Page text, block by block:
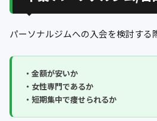
パーソナルジムへの入会を検討する
・金額が安いか
・女性専門であるか
・短期集中で痩せられるか